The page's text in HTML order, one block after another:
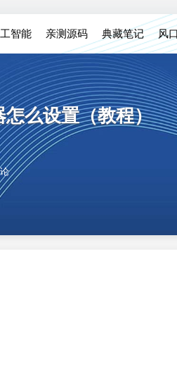
智能 亲测源码 典藏笔记 风
怎么设置（教程）